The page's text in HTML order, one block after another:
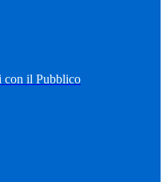
con il Pubblico